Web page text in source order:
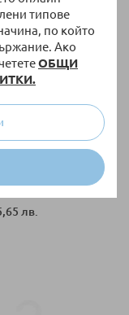
типове
по който
Ако
ОБЩИ
Lorelli
лв.